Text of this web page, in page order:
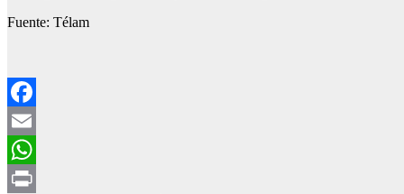
Fuente: Télam
Facebook
Email
WhatsApp